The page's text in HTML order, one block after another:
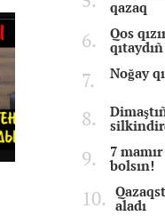
qazaq
Qos
Noğay
7
bolsın!
aladı